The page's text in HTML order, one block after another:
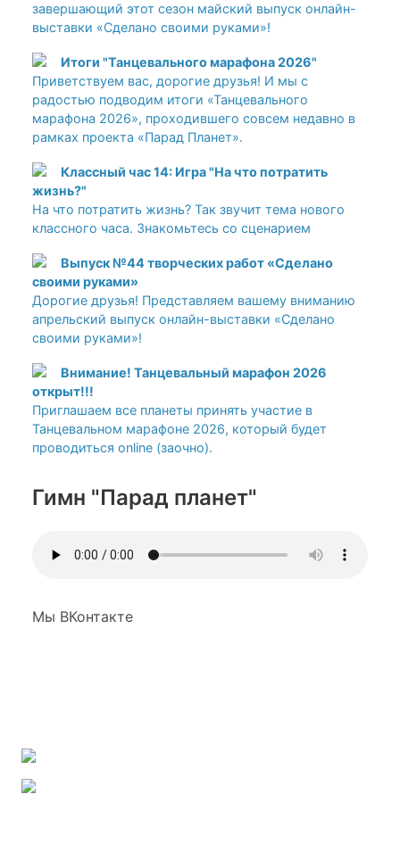
завершающий этот сезон майский выпуск онлайн-
выставки «Сделано своими руками»!
Итоги "Танцевального марафона 2026"
Приветствуем вас, дорогие друзья! И мы с
радостью подводим итоги «Танцевального
марафона 2026», проходившего совсем недавно в
рамках проекта «Парад Планет».
Классный час 14: Игра "На что потратить
жизнь?"
На что потратить жизнь? Так звучит тема нового
классного часа. Знакомьтесь со сценарием
Выпуск №44 творческих работ «Сделано
своими руками»
Дорогие друзья! Представляем вашему вниманию
апрельский выпуск онлайн-выставки «Сделано
своими руками»!
Внимание! Танцевальный марафон 2026
открыт!!!
Приглашаем все планеты принять участие в
Танцевальном марафоне 2026, который будет
проводиться online (заочно).
Гимн "Парад планет"
Мы ВКонтакте